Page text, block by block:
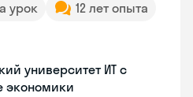
урок
12 лет опыта
университет ИТ с
экономики